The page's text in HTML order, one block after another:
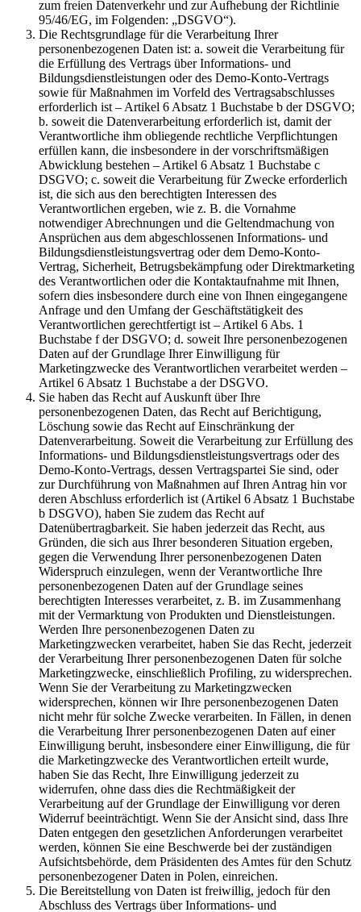
zum freien Datenverkehr und zur Aufhebung der Richtlinie
95/46/EG, im Folgenden: „DSGVO“).
Die Rechtsgrundlage für die Verarbeitung Ihrer
personenbezogenen Daten ist: a. soweit die Verarbeitung für
die Erfüllung des Vertrags über Informations- und
Bildungsdienstleistungen oder des Demo-Konto-Vertrags
sowie für Maßnahmen im Vorfeld des Vertragsabschlusses
erforderlich ist – Artikel 6 Absatz 1 Buchstabe b der DSGVO;
b. soweit die Datenverarbeitung erforderlich ist, damit der
Verantwortliche ihm obliegende rechtliche Verpflichtungen
erfüllen kann, die insbesondere in der vorschriftsmäßigen
Abwicklung bestehen – Artikel 6 Absatz 1 Buchstabe c
DSGVO; c. soweit die Verarbeitung für Zwecke erforderlich
ist, die sich aus den berechtigten Interessen des
Verantwortlichen ergeben, wie z. B. die Vornahme
notwendiger Abrechnungen und die Geltendmachung von
Ansprüchen aus dem abgeschlossenen Informations- und
Bildungsdienstleistungsvertrag oder dem Demo-Konto-
Vertrag, Sicherheit, Betrugsbekämpfung oder Direktmarketing
des Verantwortlichen oder die Kontaktaufnahme mit Ihnen,
sofern dies insbesondere durch eine von Ihnen eingegangene
Anfrage und den Umfang der Geschäftstätigkeit des
Verantwortlichen gerechtfertigt ist – Artikel 6 Abs. 1
Buchstabe f der DSGVO; d. soweit Ihre personenbezogenen
Daten auf der Grundlage Ihrer Einwilligung für
Marketingzwecke des Verantwortlichen verarbeitet werden –
Artikel 6 Absatz 1 Buchstabe a der DSGVO.
Sie haben das Recht auf Auskunft über Ihre
personenbezogenen Daten, das Recht auf Berichtigung,
Löschung sowie das Recht auf Einschränkung der
Datenverarbeitung. Soweit die Verarbeitung zur Erfüllung des
Informations- und Bildungsdienstleistungsvertrags oder des
Demo-Konto-Vertrags, dessen Vertragspartei Sie sind, oder
zur Durchführung von Maßnahmen auf Ihren Antrag hin vor
deren Abschluss erforderlich ist (Artikel 6 Absatz 1 Buchstabe
b DSGVO), haben Sie zudem das Recht auf
Datenübertragbarkeit. Sie haben jederzeit das Recht, aus
Gründen, die sich aus Ihrer besonderen Situation ergeben,
gegen die Verwendung Ihrer personenbezogenen Daten
Widerspruch einzulegen, wenn der Verantwortliche Ihre
personenbezogenen Daten auf der Grundlage seines
berechtigten Interesses verarbeitet, z. B. im Zusammenhang
mit der Vermarktung von Produkten und Dienstleistungen.
Werden Ihre personenbezogenen Daten zu
Marketingzwecken verarbeitet, haben Sie das Recht, jederzeit
der Verarbeitung Ihrer personenbezogenen Daten für solche
Marketingzwecke, einschließlich Profiling, zu widersprechen.
Wenn Sie der Verarbeitung zu Marketingzwecken
widersprechen, können wir Ihre personenbezogenen Daten
nicht mehr für solche Zwecke verarbeiten. In Fällen, in denen
die Verarbeitung Ihrer personenbezogenen Daten auf einer
Einwilligung beruht, insbesondere einer Einwilligung, die für
die Marketingzwecke des Verantwortlichen erteilt wurde,
haben Sie das Recht, Ihre Einwilligung jederzeit zu
widerrufen, ohne dass dies die Rechtmäßigkeit der
Verarbeitung auf der Grundlage der Einwilligung vor deren
Widerruf beeinträchtigt. Wenn Sie der Ansicht sind, dass Ihre
Daten entgegen den gesetzlichen Anforderungen verarbeitet
werden, können Sie eine Beschwerde bei der zuständigen
Aufsichtsbehörde, dem Präsidenten des Amtes für den Schutz
personenbezogener Daten in Polen, einreichen.
Die Bereitstellung von Daten ist freiwillig, jedoch für den
Abschluss des Vertrags über Informations- und